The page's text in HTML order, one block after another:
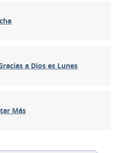
a Dios es Lunes
Más